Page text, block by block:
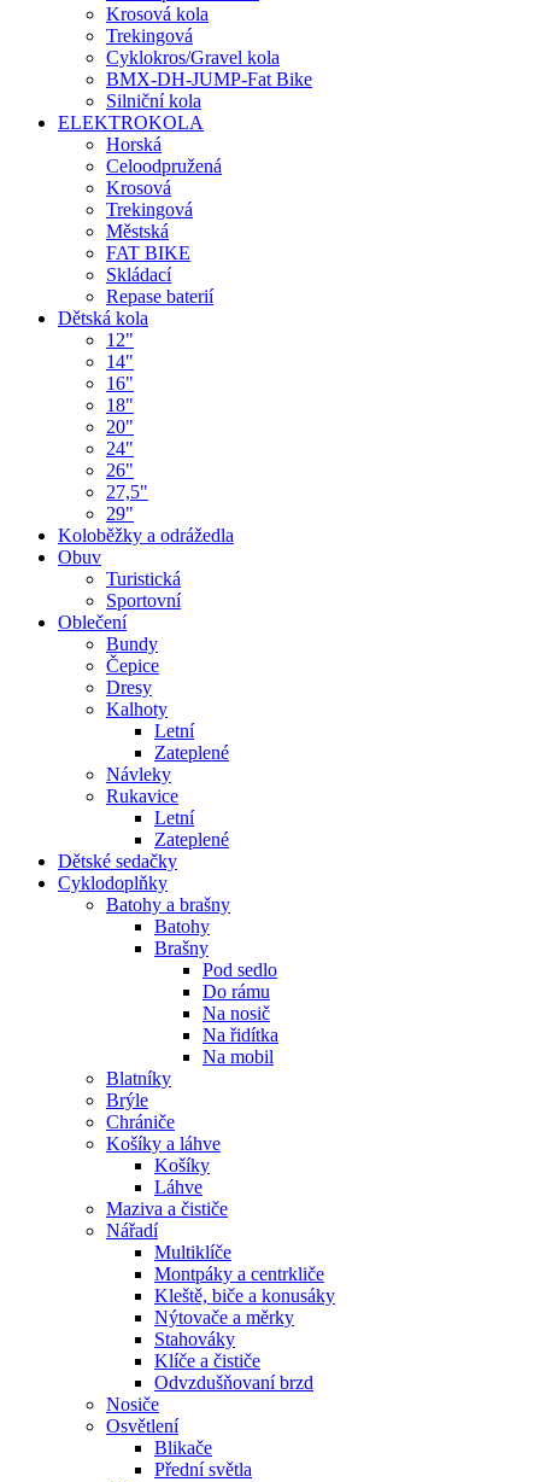
Krosová kola
Trekingová
Cyklokros/Gravel kola
BMX-DH-JUMP-Fat Bike
Silniční kola
ELEKTROKOLA
Horská
Celoodpružená
Krosová
Trekingová
Městská
FAT BIKE
Skládací
Repase baterií
Dětská kola
12"
14"
16"
18"
20"
24"
26"
27,5"
29"
Koloběžky a odrážedla
Obuv
Turistická
Sportovní
Oblečení
Bundy
Čepice
Dresy
Kalhoty
Letní
Zateplené
Návleky
Rukavice
Letní
Zateplené
Dětské sedačky
Cyklodoplňky
Batohy a brašny
Batohy
Brašny
Pod sedlo
Do rámu
Na nosič
Na řidítka
Na mobil
Blatníky
Brýle
Chrániče
Košíky a láhve
Košíky
Láhve
Maziva a čističe
Nářadí
Multiklíče
Montpáky a centrkliče
Kleště, biče a konusáky
Nýtovače a měrky
Stahováky
Klíče a čističe
Odvzdušňovaní brzd
Nosiče
Osvětlení
Blikače
Přední světla